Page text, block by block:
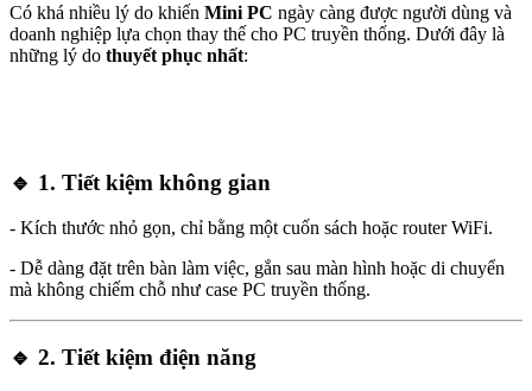
Có khá nhiều lý do khiến Mini PC ngày càng được người dùng và
doanh nghiệp lựa chọn thay thế cho PC truyền thống. Dưới đây là
những lý do thuyết phục nhất:
🔹 1. Tiết kiệm không gian
- Kích thước nhỏ gọn, chỉ bằng một cuốn sách hoặc router WiFi.
- Dễ dàng đặt trên bàn làm việc, gắn sau màn hình hoặc di chuyển
mà không chiếm chỗ như case PC truyền thống.
🔹 2. Tiết kiệm điện năng